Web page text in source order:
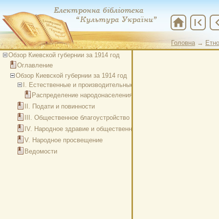
Головна →
home first_page chevron_left
Обзор Киевской губернии за 1914 год
Оглавление
Обзор Киевской губернии за 1914 год
I. Естественные и производительные силы губернии и
Распределение народонаселения по полу, возрасту и месту
ІІ. Подати и повинности
ІІІ. Общественное благоустройство и благочиние
IV. Народное здравие и общественное призрение
V. Народное просвещение
Ведомости